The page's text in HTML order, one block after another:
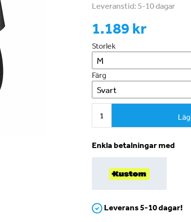
Leveranstid: 5-10 dagar
1.189 kr
Storlek
Färg
Enkla betalningar med
Leverans 5-10 dagar!